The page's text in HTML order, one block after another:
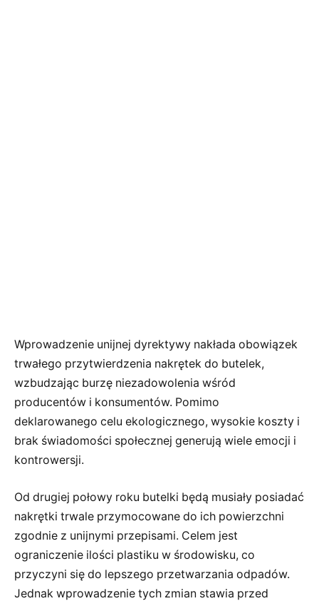
Wprowadzenie unijnej dyrektywy nakłada obowiązek
trwałego przytwierdzenia nakrętek do butelek,
wzbudzając burzę niezadowolenia wśród
producentów i konsumentów. Pomimo
deklarowanego celu ekologicznego, wysokie koszty i
brak świadomości społecznej generują wiele emocji i
kontrowersji.
Od drugiej połowy roku butelki będą musiały posiadać
nakrętki trwale przymocowane do ich powierzchni
zgodnie z unijnymi przepisami. Celem jest
ograniczenie ilości plastiku w środowisku, co
przyczyni się do lepszego przetwarzania odpadów.
Jednak wprowadzenie tych zmian stawia przed